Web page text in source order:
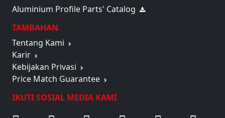
Aluminium Profile Parts' Catalog
TAMBAHAN
Tentang Kami
Karir
Kebijakan Privasi
Price Match Guarantee
IKUTI SOSIAL MEDIA KAMI